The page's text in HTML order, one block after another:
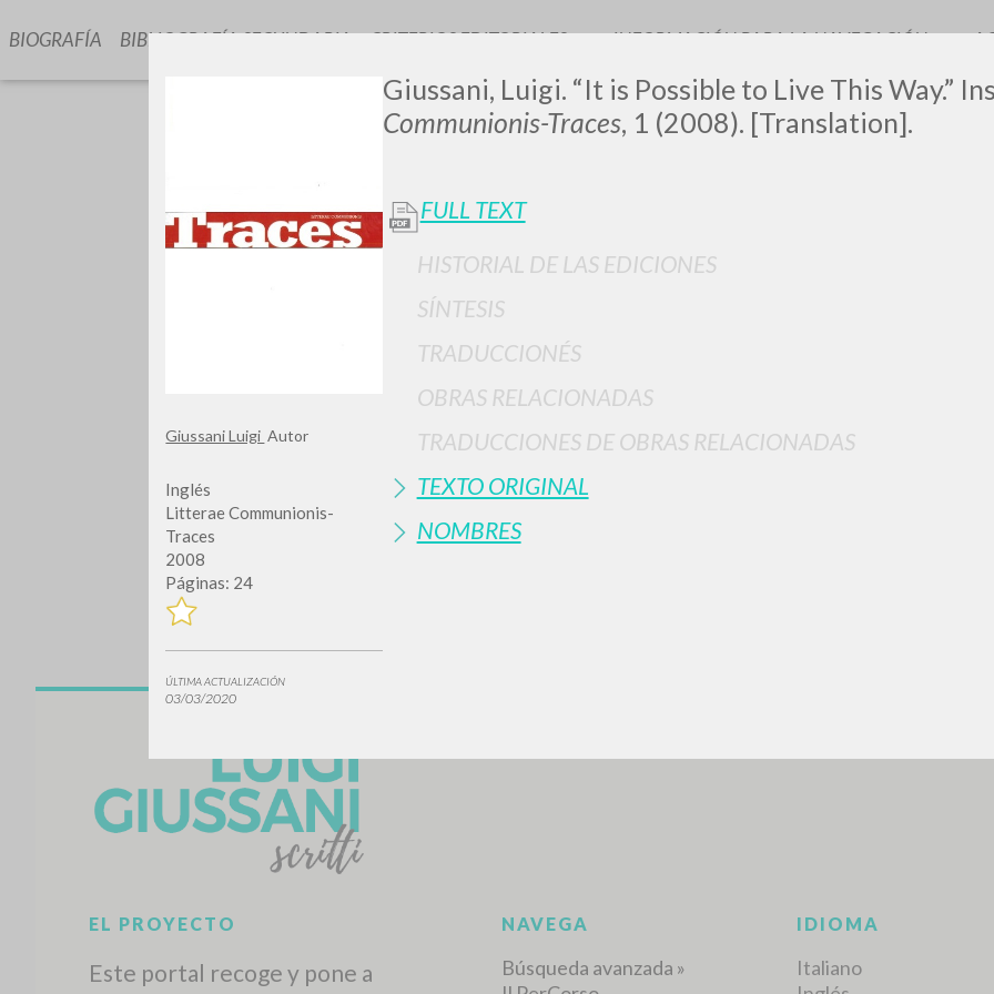
Giussani Luigi Autor
Inglés
Litterae Communionis-
Traces
2008
Páginas: 24
ÚLTIMA ACTUALIZACIÓN
03/03/2020
Giussani, Luigi. “It is Possible to Live This Way.”
Communionis-Traces, 1 (2008). [Translation].
FULL TEXT
HISTORIAL DE LAS EDICIONES
SÍNTESIS
TRADUCCIONÉS
OBRAS RELACIONADAS
TRADUCCIONES DE OBRAS RELACIONADAS
TEXTO ORIGINAL
NOMBRES
LUIGI
GIUSSANI
scritti
BIOGRAFÍA BIBLIOGRAFÍA SECUNDARIA CRITERIOS EDITORIALES INFORMACIÓN PARA LA NAVEGACIÓN
TIPOLOGÍA